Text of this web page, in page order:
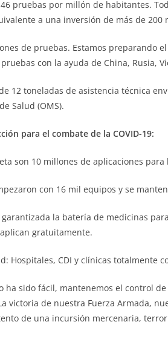
pruebas por millón de habitantes.
a una inversión de más de 200
de pruebas. Estamos preparando
con la ayuda de China, Rusia,
12 toneladas de asistencia técnica
Salud (OMS).
para el combate de la COVID-19:
son 10 millones de aplicaciones para
con 16 mil equipos y se
la batería de medicinas
gratuitamente.
Hospitales, CDI y clínicas totalmente
ha sido fácil, mantenemos el control
victoria de nuestra Fuerza Armada,
de una incursión mercenaria,